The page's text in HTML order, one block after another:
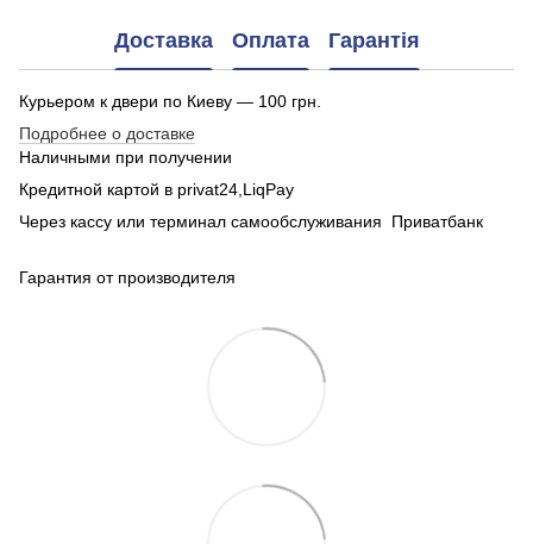
Доставка Оплата Гарантія
Курьером к двери по Киеву — 100 грн.
Подробнее о доставке
Наличными при получении
Кредитной картой в privat24,LiqPay
Через кассу или терминал самообслуживания Приватбанк
Гарантия от производителя